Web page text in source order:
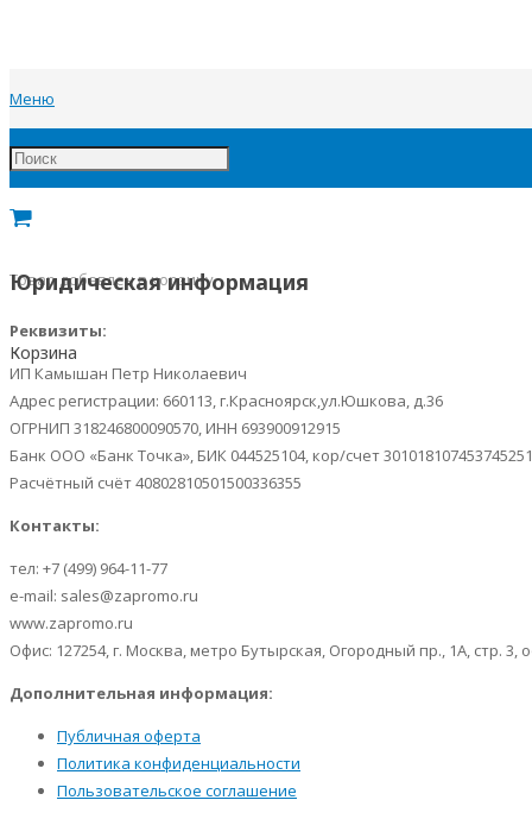
Меню
Товардобавлен в корзину
Корзина
Юридическая информация
Реквизиты:
ИП Камышан Петр Николаевич
Адрес регистрации: 660113, г.Красноярск,ул.Юшкова, д.36
ОГРНИП 318246800090570, ИНН 693900912915
Банк ООО «Банк Точка», БИК 044525104, кор/счет
Расчётный счёт 40802810501500336355
Контакты:
тел: +7 (499) 964-11-77
e-mail: sales@zapromo.ru
www.zapromo.ru
Офис: 127254, г. Москва, метро Бутырская, Огородный пр., 1А, стр. 3,
Дополнительная информация:
Публичная оферта
Политика конфиденциальности
Пользовательское соглашение